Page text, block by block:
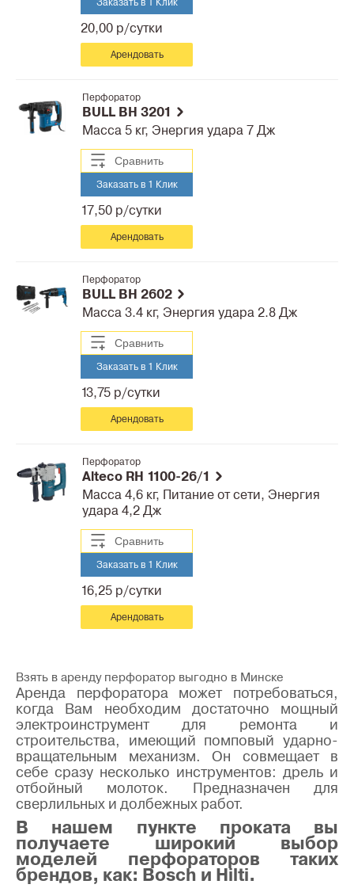
Арендовать
20,00 р/сутки
Перфоратор
BULL BH 3201
Масса 5 кг, Энергия удара 7 Дж
Арендовать
17,50 р/сутки
Заказать в 1 Клик
Сравнить
Перфоратор
BULL BH 2602
Масса 3.4 кг, Энергия удара 2.8 Дж
Арендовать
13,75 р/сутки
Заказать в 1 Клик
Сравнить
Перфоратор
Alteco RH 1100-26/1
Масса 4,6 кг, Питание от сети, Энергия
удара 4,2 Дж
Арендовать
16,25 р/сутки
Заказать в 1 Клик
Сравнить
Взять в аренду перфоратор выгодно в Минске
Аренда перфоратора может потребоваться,
когда Вам необходим достаточно мощный
электроинструмент для ремонта и
строительства, имеющий помповый ударно-
вращательным механизм. Он совмещает в
себе сразу несколько инструментов: дрель и
отбойный молоток. Предназначен для
сверлильных и долбежных работ.
В нашем пункте проката вы
получаете широкий выбор
моделей перфораторов таких
брендов, как: Bosch и Hilti.